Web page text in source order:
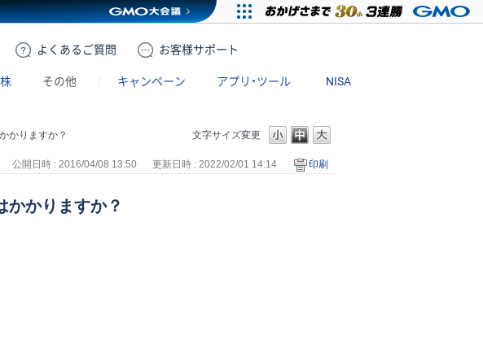
よくある ご質問 お客様サポート
株 その他 キャンペーン アプリ・ツール NISA
文字サイズ変更
かりますか？
公開日時 : 2016/04/08 13:50 更新日時 : 2022/02/01 14:14 印刷
かかりますか？